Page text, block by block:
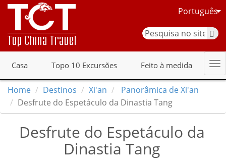
Português
Casa Topo 10 Excursões Feito à medida
Home Destinos Xi'an
Panorâmica de Xi'an
Desfrute do Espetáculo da Dinastia Tang
Desfrute do Espetáculo da
Dinastia Tang